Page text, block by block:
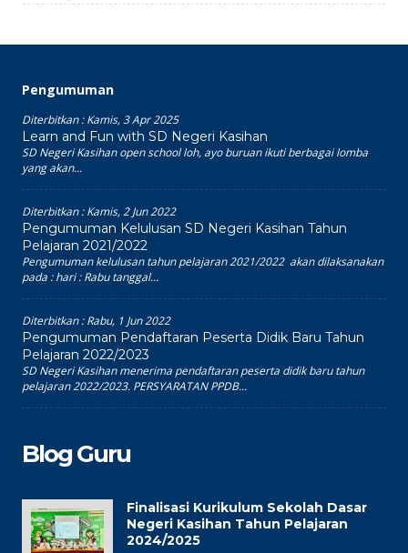
Pengumuman
Diterbitkan :Kamis, 3 Apr 2025
Learn and Fun with SD Negeri Kasihan
SD Negeri Kasihan open school loh, ayo buruan ikuti berbagai lomba
yang akan...
Diterbitkan :Kamis, 2 Jun 2022
Pengumuman Kelulusan SD Negeri Kasihan Tahun
Pelajaran 2021/2022
Pengumuman kelulusan tahun pelajaran 2021/2022 akan dilaksanakan
pada : hari : Rabu tanggal...
Diterbitkan :Rabu, 1 Jun 2022
Pengumuman Pendaftaran Peserta Didik Baru Tahun
Pelajaran 2022/2023
SD Negeri Kasihan menerima pendaftaran peserta didik baru tahun
pelajaran 2022/2023. PERSYARATAN PPDB...
Blog Guru
Finalisasi Kurikulum Sekolah Dasar
Negeri Kasihan Tahun Pelajaran
2024/2025